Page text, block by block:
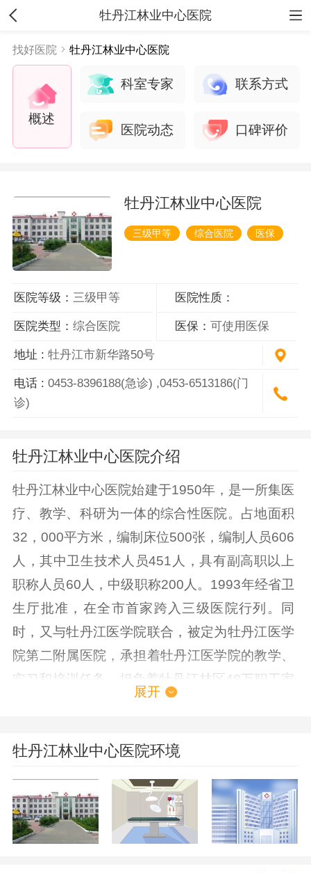
牡丹江林业中心医院
找好医院 牡丹江林业中心医院
概述
科室专家 联系方式
医院动态 口碑评价
牡丹江林业中心医院
三级甲等 综合医院 医保
医院等级：三级甲等 医院性质：
医院类型：综合医院 医保：可使用医保
地址 :牡丹江市新华路50号
电话 :0453-8396188(急诊) ,0453-6513186(门
诊)
牡丹江林业中心医院介绍
牡丹江林业中心医院始建于1950年，是一所集医
疗、教学、科研为一体的综合性医院。占地面积
32，000平方米，编制床位500张，编制人员606
人，其中卫生技术人员451人，具有副高职以上
职称人员60人，中级职称200人。1993年经省卫
生厅批准，在全市首家跨入三级医院行列。同
时，又与牡丹江医学院联合，被定为牡丹江医学
院第二附属医院，承担着牡丹江医学院的教学、
实习和培训任务。担负着牡丹江林区48万职工家
属和牡丹江市区职工群众防病治病的任务。是牡
区企业、事业单位医疗保险定点医院，保险创伤
人寿保险检查定点医院，林区公安创伤定点医
院。曾荣获“双文明”先进单位，省“三好”医院和
省“百家信得过医院”等光荣称号。牡丹江林业中
展开
牡丹江林业中心医院环境